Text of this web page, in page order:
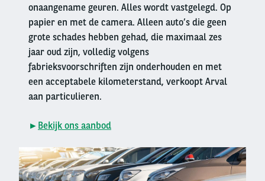
onaangename geuren. Alles wordt vastgelegd. Op
papier en met de camera. Alleen auto’s die geen
grote schades hebben gehad, die maximaal zes
jaar oud zijn, volledig volgens
fabrieksvoorschriften zijn onderhouden en met
een acceptabele kilometerstand, verkoopt Arval
aan particulieren.
► Bekijk ons aanbod
Right
column